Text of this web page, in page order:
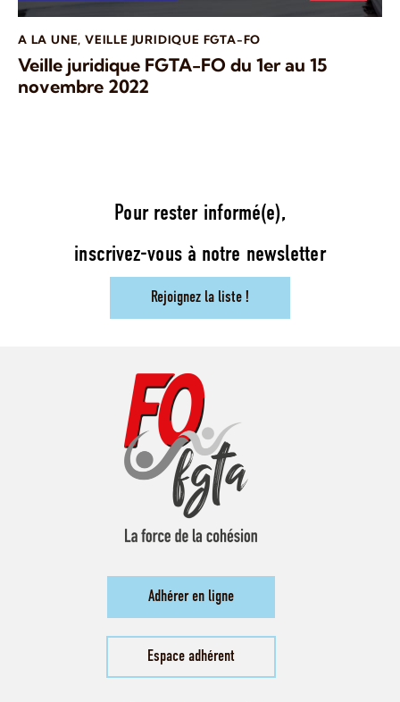
A LA UNE,VEILLE JURIDIQUE FGTA-FO
Veille juridique FGTA-FO du 1er au 15
novembre 2022
Pour rester informé(e),
inscrivez-vous à notre newsletter
Rejoignez la liste !
Adhérer en ligne
Espace adhérent